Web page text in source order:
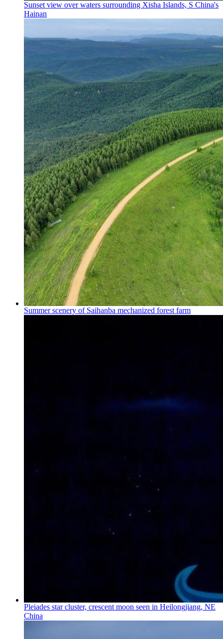
Sunset view over waters surrounding Xisha Islands, S China's
Hainan
Summer scenery of Saihanba mechanized forest farm
Pleiades star cluster, crescent moon seen in Heilongjiang, NE
China